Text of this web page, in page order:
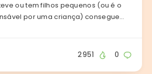
ou tem filhos pequenos (ou é o
por uma criança) consegue…
0
2951